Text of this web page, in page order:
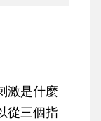
激是什麼
從三個指